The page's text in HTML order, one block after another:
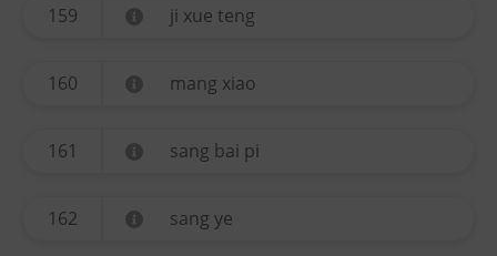
159 ji xue teng
160 mang xiao
161 sang bai pi
162 sang ye